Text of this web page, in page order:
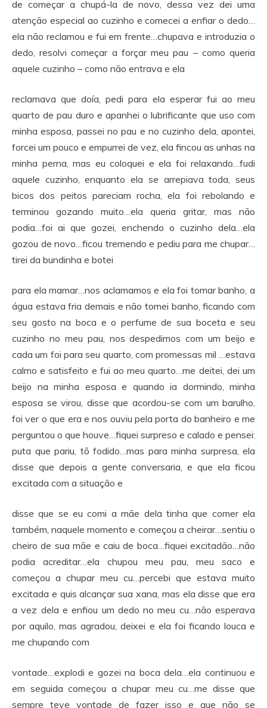
de começar a chupá-la de novo, dessa vez dei uma
atenção especial ao cuzinho e comecei a enfiar o dedo…
ela não reclamou e fui em frente…chupava e introduzia o
dedo, resolvi começar a forçar meu pau – como queria
aquele cuzinho – como não entrava e ela
reclamava que doía, pedi para ela esperar fui ao meu
quarto de pau duro e apanhei o lubrificante que uso com
minha esposa, passei no pau e no cuzinho dela, apontei,
forcei um pouco e empurrei de vez, ela fincou as unhas na
minha perna, mas eu coloquei e ela foi relaxando…fudi
aquele cuzinho, enquanto ela se arrepiava toda, seus
bicos dos peitos pareciam rocha, ela foi rebolando e
terminou gozando muito…ela queria gritar, mas não
podia…foi ai que gozei, enchendo o cuzinho dela…ela
gozou de novo…ficou tremendo e pediu para me chupar…
tirei da bundinha e botei
para ela mamar…nos aclamamos e ela foi tomar banho, a
água estava fria demais e não tomei banho, ficando com
seu gosto na boca e o perfume de sua boceta e seu
cuzinho no meu pau, nos despedimos com um beijo e
cada um foi para seu quarto, com promessas mil …estava
calmo e satisfeito e fui ao meu quarto…me deitei, dei um
beijo na minha esposa e quando ia dormindo, minha
esposa se virou, disse que acordou-se com um barulho,
foi ver o que era e nos ouviu pela porta do banheiro e me
perguntou o que houve…fiquei surpreso e calado e pensei:
puta que pariu, tô fodido…mas para minha surpresa, ela
disse que depois a gente conversaria, e que ela ficou
excitada com a situação e
disse que se eu comi a mãe dela tinha que comer ela
também, naquele momento e começou a cheirar…sentiu o
cheiro de sua mãe e caiu de boca…fiquei excitadão…não
podia acreditar…ela chupou meu pau, meu saco e
começou a chupar meu cu…percebi que estava muito
excitada e quis alcançar sua xana, mas ela disse que era
a vez dela e enfiou um dedo no meu cu…não esperava
por aquilo, mas agradou, deixei e ela foi ficando louca e
me chupando com
vontade…explodi e gozei na boca dela…ela continuou e
em seguida começou a chupar meu cu…me disse que
sempre teve vontade de fazer isso e que não se